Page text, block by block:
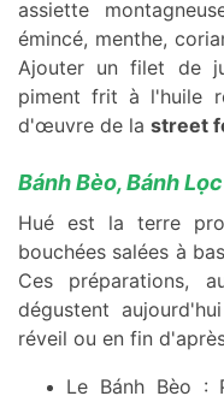
assiette
émincé, menthe,
Ajouter un filet de
piment frit à l'huile
d'œuvre de la street
Bánh Bèo, Bánh
Hué est la terre
bouchées salées à
Ces préparations,
dégustent
réveil ou en fin
Le Bánh Bèo :